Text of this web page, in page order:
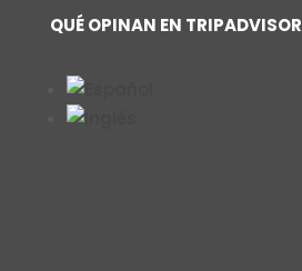
QUÉ OPINAN EN TRIPADVISOR